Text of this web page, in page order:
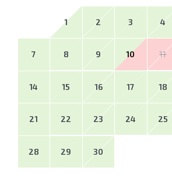
1 2 3 4
7 8 9 10 11
14 15 16 17 18
21 22 23 24 25
28 29 30